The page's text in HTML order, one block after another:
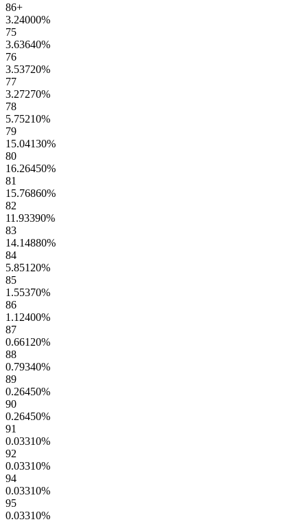
86+
3.24000%
75
3.63640%
76
3.53720%
77
3.27270%
78
5.75210%
79
15.04130%
80
16.26450%
81
15.76860%
82
11.93390%
83
14.14880%
84
5.85120%
85
1.55370%
86
1.12400%
87
0.66120%
88
0.79340%
89
0.26450%
90
0.26450%
91
0.03310%
92
0.03310%
94
0.03310%
95
0.03310%